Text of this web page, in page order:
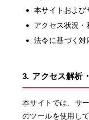
本サイトおよび
アクセス状況
法令に基づく対
3. アクセス解析
本サイトでは、サ
のツールを使用し